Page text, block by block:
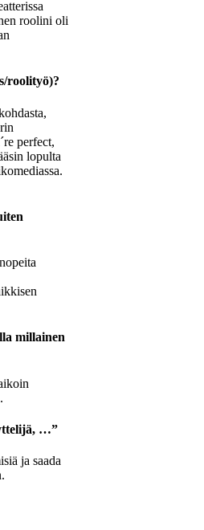
roolini oli
roolityö)?
perfect,
lopulta
millainen
…”
ja saada